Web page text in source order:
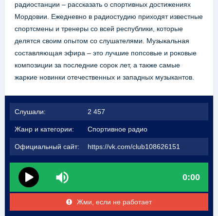
радиостанции – рассказать о спортивных достижениях
Мордовии. Ежедневно в радиостудию приходят известные
спортсмены и тренеры со всей республики, которые
делятся своим опытом со слушателями. Музыкальная
составляющая эфира – это лучшие попсовые и роковые
композиции за последние сорок лет, а также самые
жаркие новинки отечественных и западных музыкантов.
Слушали: 2 457
Жанр и категории: Спортивное радио
Официальный сайт: https://vk.com/club108626151
0:00
Жми, если не работает